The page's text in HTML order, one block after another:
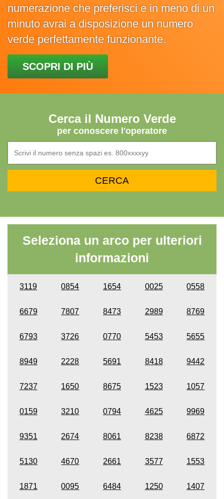
numerazione che preferisci e in meno di un
minuto avrai a disposizione un numero
verde perfettamente funzionante.
SCOPRI DI PIÙ
Cerca il Numero Verde
per conoscere l'operatore
Seleziona un arco per ulteriori
informazioni
3119 0854 1654 0025 0558
6679 7807 8473 2989 8769
6793 3726 0770 5453 5655
8949 2228 5691 8418 9442
7237 1650 8675 1523 1057
0159 3210 0794 4625 9969
9351 2674 8061 8238 6872
5130 4670 2661 3577 1553
1871 0095 6484 1250 1407